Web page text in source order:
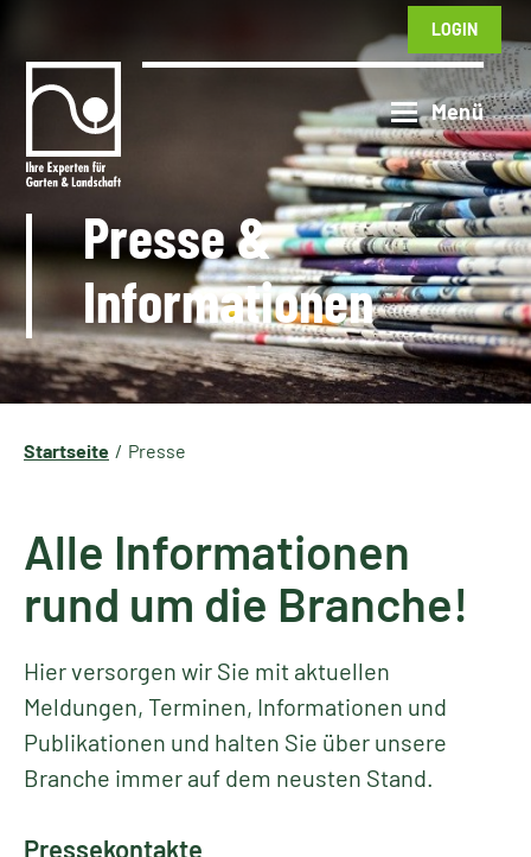
LOGIN
Presse &
Informationen
Startseite Presse
Alle Informationen
rund um die Branche!
Hier versorgen wir Sie mit aktuellen
Meldungen, Terminen, Informationen und
Publikationen und halten Sie über unsere
Branche immer auf dem neusten Stand.
Pressekontakte